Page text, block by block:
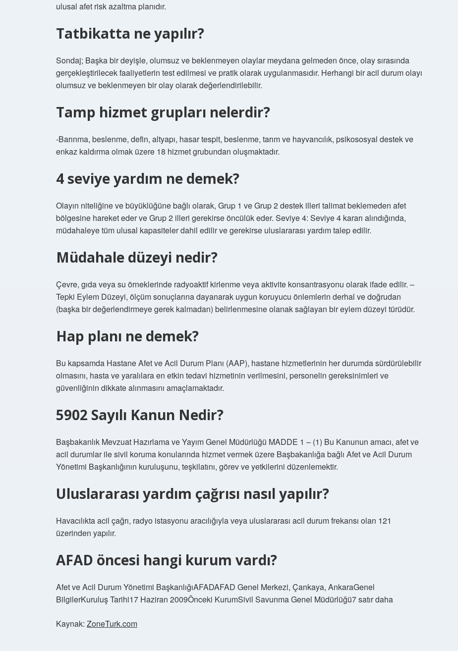
ulusal afet risk azaltma planıdır.
Tatbikatta ne yapılır?
Sondaj; Başka bir deyişle, olumsuz ve beklenmeyen olaylar meydana gelmeden önce, olay sırasında
gerçekleştirilecek faaliyetlerin test edilmesi ve pratik olarak uygulanmasıdır. Herhangi bir acil durum olayı
olumsuz ve beklenmeyen bir olay olarak değerlendirilebilir.
Tamp hizmet grupları nelerdir?
-Barınma, beslenme, defin, altyapı, hasar tespit, beslenme, tarım ve hayvancılık, psikososyal destek ve
enkaz kaldırma olmak üzere 18 hizmet grubundan oluşmaktadır.
4 seviye yardım ne demek?
Olayın niteliğine ve büyüklüğüne bağlı olarak, Grup 1 ve Grup 2 destek illeri talimat beklemeden afet
bölgesine hareket eder ve Grup 2 illeri gerekirse öncülük eder. Seviye 4: Seviye 4 kararı alındığında,
müdahaleye tüm ulusal kapasiteler dahil edilir ve gerekirse uluslararası yardım talep edilir.
Müdahale düzeyi nedir?
Çevre, gıda veya su örneklerinde radyoaktif kirlenme veya aktivite konsantrasyonu olarak ifade edilir. –
Tepki Eylem Düzeyi, ölçüm sonuçlarına dayanarak uygun koruyucu önlemlerin derhal ve doğrudan
(başka bir değerlendirmeye gerek kalmadan) belirlenmesine olanak sağlayan bir eylem düzeyi türüdür.
Hap planı ne demek?
Bu kapsamda Hastane Afet ve Acil Durum Planı (AAP), hastane hizmetlerinin her durumda sürdürülebilir
olmasını, hasta ve yaralılara en etkin tedavi hizmetinin verilmesini, personelin gereksinimleri ve
güvenliğinin dikkate alınmasını amaçlamaktadır.
5902 Sayılı Kanun Nedir?
Başbakanlık Mevzuat Hazırlama ve Yayım Genel Müdürlüğü MADDE 1 – (1) Bu Kanunun amacı, afet ve
acil durumlar ile sivil koruma konularında hizmet vermek üzere Başbakanlığa bağlı Afet ve Acil Durum
Yönetimi Başkanlığının kuruluşunu, teşkilatını, görev ve yetkilerini düzenlemektir.
Uluslararası yardım çağrısı nasıl yapılır?
Havacılıkta acil çağrı, radyo istasyonu aracılığıyla veya uluslararası acil durum frekansı olan 121
üzerinden yapılır.
AFAD öncesi hangi kurum vardı?
Afet ve Acil Durum Yönetimi BaşkanlığıAFADAFAD Genel Merkezi, Çankaya, AnkaraGenel
BilgilerKuruluş Tarihi17 Haziran 2009Önceki KurumSivil Savunma Genel Müdürlüğü7 satır daha
Kaynak: ZoneTurk.com